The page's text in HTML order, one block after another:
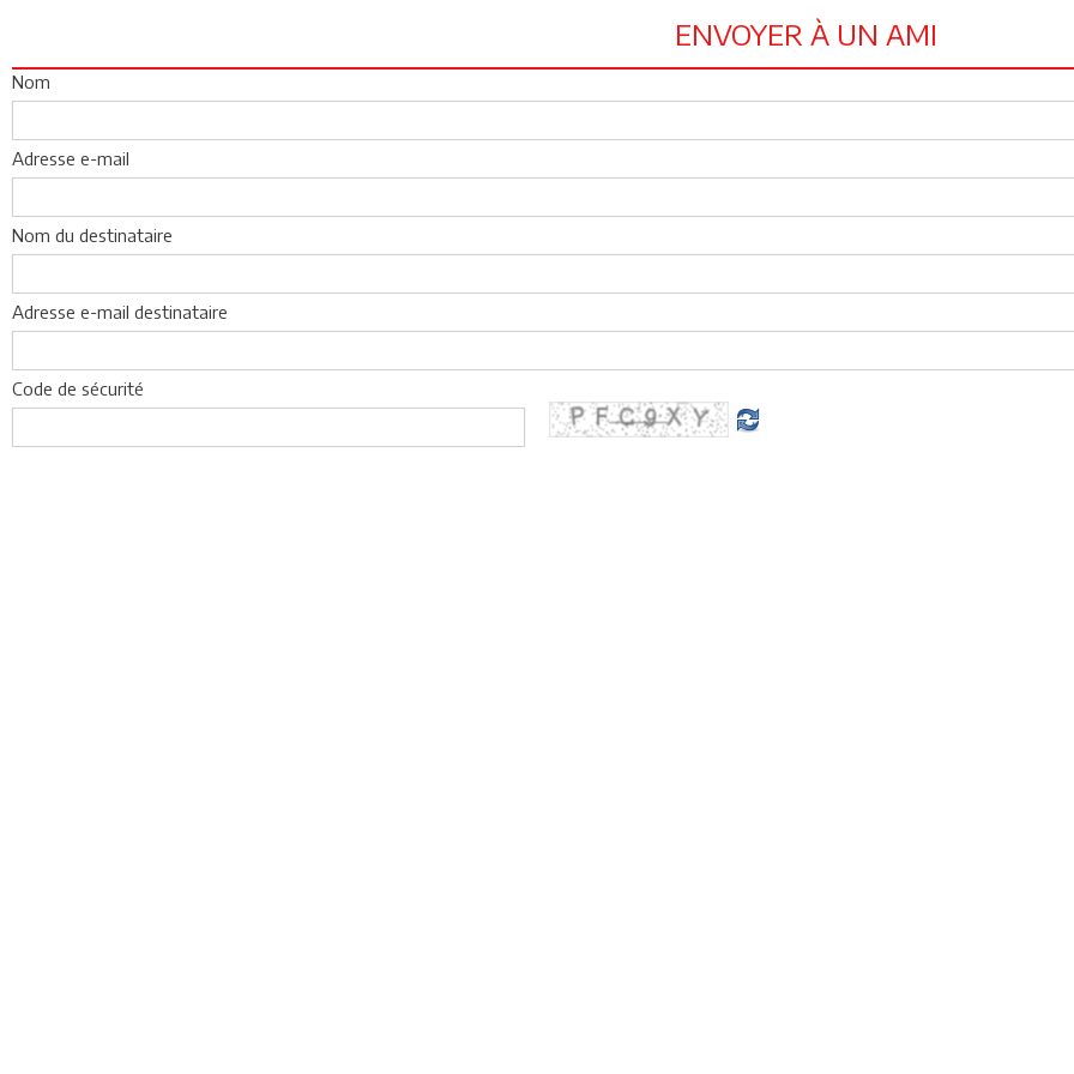
ENVOYER À UN AMI
Nom
Adresse e-mail
Nom du destinataire
Adresse e-mail destinataire
Code de sécurité